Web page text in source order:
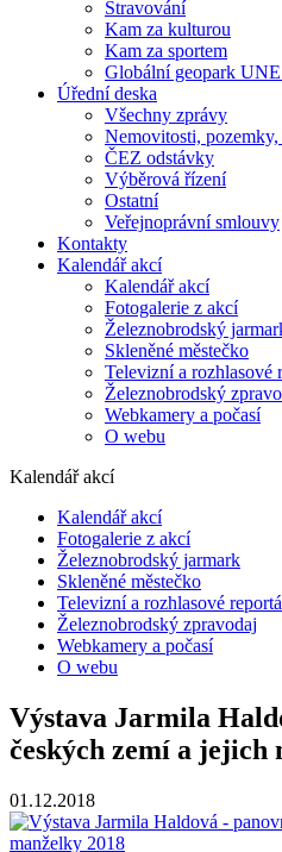
Stravování
Kam za kulturou
Kam za sportem
Globální geopark
Úřední deska
Všechny zprávy
Nemovitosti,
ČEZ odstávky
Výběrová řízení
Ostatní
Veřejnoprávní smlouvy
Kontakty
Kalendář akcí
Kalendář akcí
Fotogalerie z akcí
Železnobrodský
Skleněné městečko
Televizní a rozhlasové
Železnobrodský
Webkamery a počasí
O webu
Kalendář akcí
Kalendář akcí
Fotogalerie z akcí
Železnobrodský jarmark
Skleněné městečko
Televizní a rozhlasové
Železnobrodský zpravodaj
Webkamery a počasí
O webu
Výstava Jarmila
českých zemí a jejich
01.12.2018